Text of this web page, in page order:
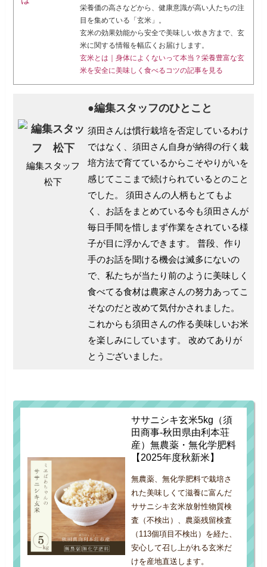
栄養価の高さなどから、健康意識が高い人たちの注
目を集めている「玄米」。
玄米の効果効能から安全で美味しい炊き方まで、玄
米に関する情報を幅広くお届けします。
玄米とは｜身体によくないって本当？栄養豊富な玄
米を安全に美味しく食べるコツの記事を見る
編集スタッフ
松下
●編集スタッフのひとこと
須田さんは慣行栽培を否定しているわけ
ではなく、須田さん自身が納得の行く栽
培方法で育てているからこそやりがいを
感じてここまで続けられているとのこと
でした。
須田さんの人柄もとてもよ
く、お話をまとめている今も須田さんが
毎日手間を惜しまず作業をされている様
子が目に浮かんできます。
普段、作り
手のお話を聞ける機会は滅多にないの
で、私たちが当たり前のように美味しく
食べてる食材は農家さんの努力あってこ
そなのだと改めて気付かされました。
これからも須田さんの作る美味しいお米
を楽しみにしています。
改めてありが
とうございました。
ササニシキ玄米5kg（須
田商事-秋田県由利本荘
産）無農薬・無化学肥料
【2025年度秋新米】
無農薬、無化学肥料で栽培さ
れた美味しくて滋養に富んだ
ササニシキ玄米放射性物質検
査（不検出）、農薬残留検査
（113個項目不検出）を経た、
安心して召し上がれる玄米だ
けを産地直送します。